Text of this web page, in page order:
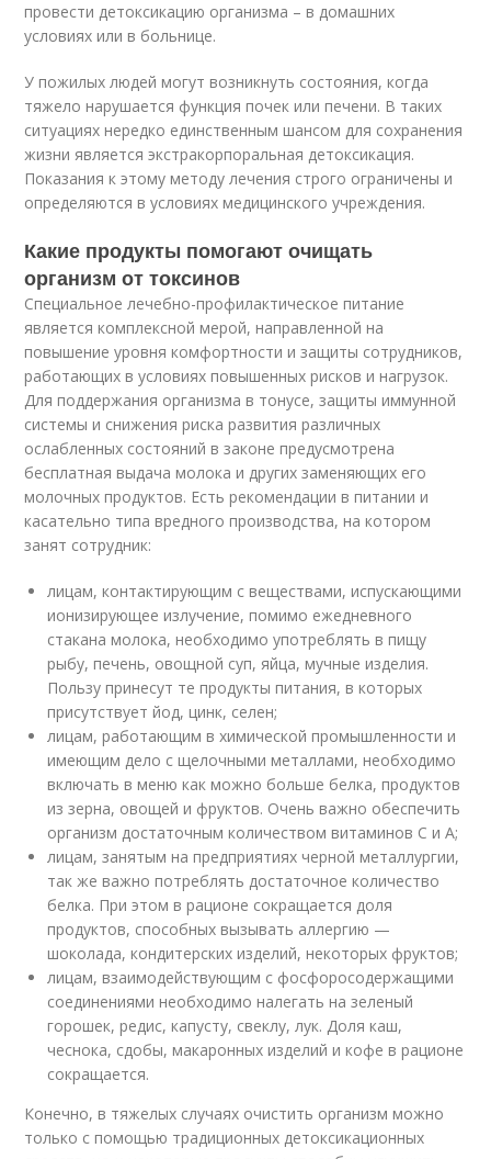
провести детоксикацию организма – в домашних
условиях или в больнице.
У пожилых людей могут возникнуть состояния, когда
тяжело нарушается функция почек или печени. В таких
ситуациях нередко единственным шансом для сохранения
жизни является экстракорпоральная детоксикация.
Показания к этому методу лечения строго ограничены и
определяются в условиях медицинского учреждения.
Какие продукты помогают очищать
организм от токсинов
Специальное лечебно-профилактическое питание
является комплексной мерой, направленной на
повышение уровня комфортности и защиты сотрудников,
работающих в условиях повышенных рисков и нагрузок.
Для поддержания организма в тонусе, защиты иммунной
системы и снижения риска развития различных
ослабленных состояний в законе предусмотрена
бесплатная выдача молока и других заменяющих его
молочных продуктов. Есть рекомендации в питании и
касательно типа вредного производства, на котором
занят сотрудник:
лицам, контактирующим с веществами, испускающими
ионизирующее излучение, помимо ежедневного
стакана молока, необходимо употреблять в пищу
рыбу, печень, овощной суп, яйца, мучные изделия.
Пользу принесут те продукты питания, в которых
присутствует йод, цинк, селен;
лицам, работающим в химической промышленности и
имеющим дело с щелочными металлами, необходимо
включать в меню как можно больше белка, продуктов
из зерна, овощей и фруктов. Очень важно обеспечить
организм достаточным количеством витаминов С и А;
лицам, занятым на предприятиях черной металлургии,
так же важно потреблять достаточное количество
белка. При этом в рационе сокращается доля
продуктов, способных вызывать аллергию —
шоколада, кондитерских изделий, некоторых фруктов;
лицам, взаимодействующим с фосфоросодержащими
соединениями необходимо налегать на зеленый
горошек, редис, капусту, свеклу, лук. Доля каш,
чеснока, сдобы, макаронных изделий и кофе в рационе
сокращается.
Конечно, в тяжелых случаях очистить организм можно
только с помощью традиционных детоксикационных